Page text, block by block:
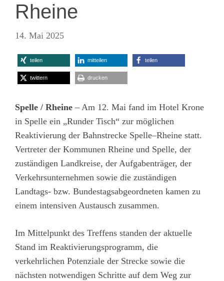
Rheine
14. Mai 2025
teilen mitteilen teilen
twittern drucken
Spelle / Rheine – Am 12. Mai fand im Hotel Krone
in Spelle ein „Runder Tisch“ zur möglichen
Reaktivierung der Bahnstrecke Spelle–Rheine statt.
Vertreter der Kommunen Rheine und Spelle, der
zuständigen Landkreise, der Aufgabenträger, der
Verkehrsunternehmen sowie die zuständigen
Landtags- bzw. Bundestagsabgeordneten kamen zu
einem intensiven Austausch zusammen.
Im Mittelpunkt des Treffens standen der aktuelle
Stand im Reaktivierungsprogramm, die
verkehrlichen Potenziale der Strecke sowie die
nächsten notwendigen Schritte auf dem Weg zur